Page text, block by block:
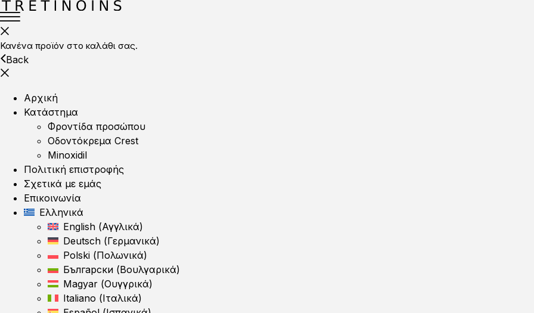
Κανένα προϊόν στο καλάθι σας.
Back
Αρχική
Κατάστημα
Φροντίδα προσώπου
Οδοντόκρεμα Crest
Minoxidil
Πολιτική επιστροφής
Σχετικά με εμάς
Επικοινωνία
Ελληνικά
English (Αγγλικά)
Deutsch (Γερμανικά)
Polski (Πολωνικά)
Български (Βουλγαρικά)
Magyar (Ουγγρικά)
Italiano (Ιταλικά)